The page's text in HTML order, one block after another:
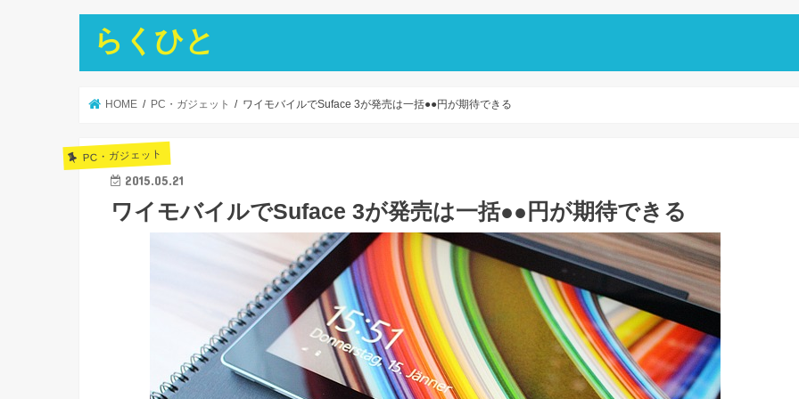
らくひと
HOME PC・ガジェット ワイモバイルでSuface 3が発売は一括●●円が期待できる
PC・ガジェット
2015.05.21
ワイモバイルでSuface 3が発売は一括●●円が期待できる